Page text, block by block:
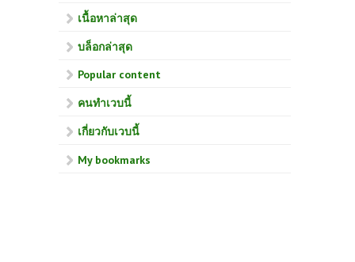
เนื้อหาล่าสุด
บล็อกล่าสุด
Popular content
คนทำเวบนี้
เกี่ยวกับเวบนี้
My bookmarks